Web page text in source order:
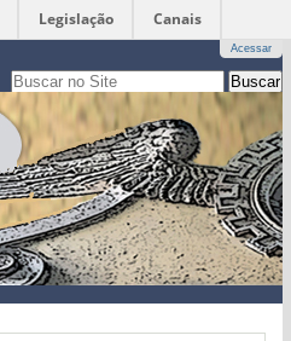
Legislação Canais
Acessar
Busca
apenas nesta seção
Busca
Avançada…